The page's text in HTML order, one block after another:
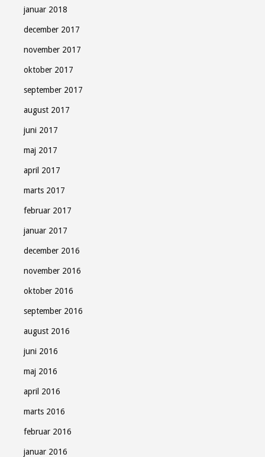
januar 2018
december 2017
november 2017
oktober 2017
september 2017
august 2017
juni 2017
maj 2017
april 2017
marts 2017
februar 2017
januar 2017
december 2016
november 2016
oktober 2016
september 2016
august 2016
juni 2016
maj 2016
april 2016
marts 2016
februar 2016
januar 2016